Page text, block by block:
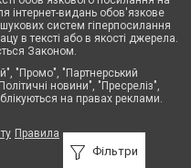
Фільтри
інтернет-видань обов'язкове
систем гіперпосилання
в тексті або в якості джерела.
Законом.
"Промо", "Партнерський
новини", "Пресреліз",
на правах реклами.
Правила